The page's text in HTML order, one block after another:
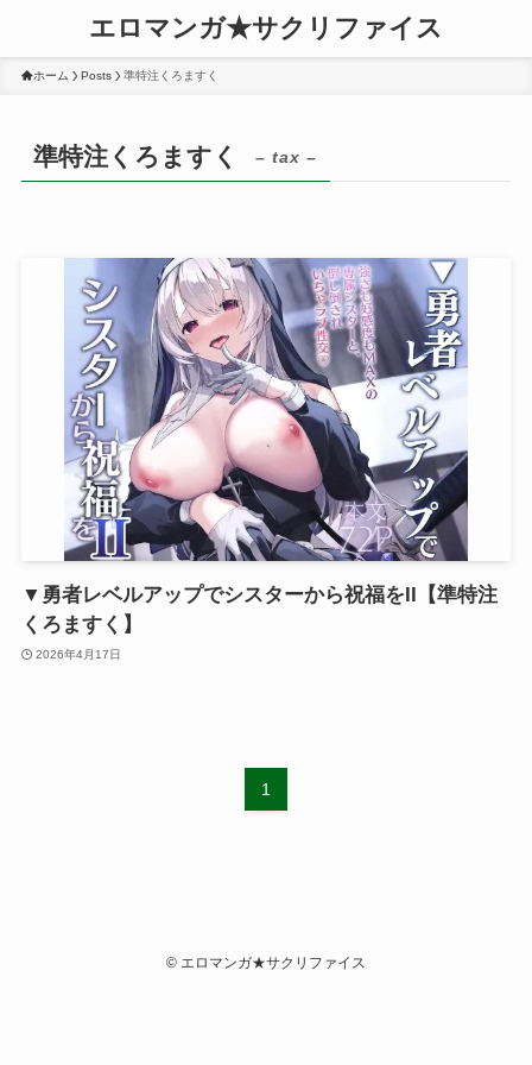
エロマンガ★サクリファイス
ホーム Posts 準特注くろますく
準特注くろますく – tax –
▼勇者レベルアップでシスターから祝福をII【準特注
くろますく】
2026年4月17日
1
© エロマンガ★サクリファイス